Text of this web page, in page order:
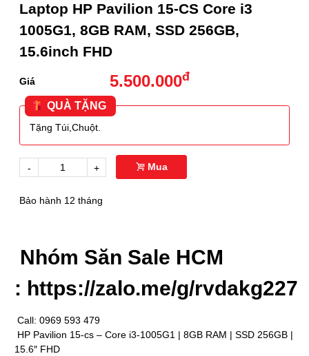
Laptop HP Pavilion 15-CS Core i3
1005G1, 8GB RAM, SSD 256GB,
15.6inch FHD
Giá 5.500.000đ
QUÀ TẶNG
Tặng Túi,Chuột.
- + Mua
Bảo hành 12 tháng
Nhóm Săn Sale HCM
: https://zalo.me/g/rvdakg227
Call: 0969 593 479
HP Pavilion 15-cs – Core i3-1005G1 | 8GB RAM | SSD 256GB |
15.6″ FHD